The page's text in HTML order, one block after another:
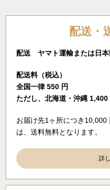
配送・
配送 ヤマト運輸または日本
配送料（税込）
全国一律 550 円
ただし、北海道・沖縄 1,400
お届け先1ヶ所につき10,000
は、送料無料となります。
詳